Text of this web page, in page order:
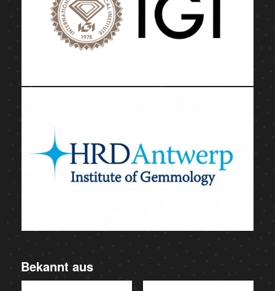
Bekannt aus